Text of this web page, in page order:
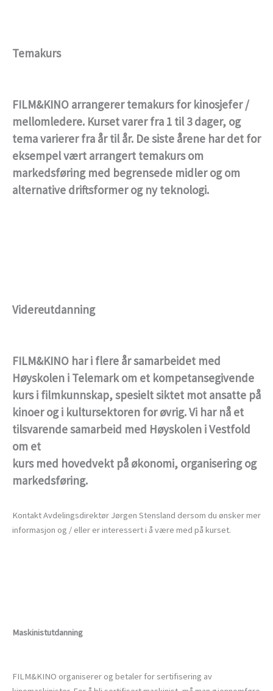
Temakurs
FILM&KINO arrangerer temakurs for kinosjefer /
mellomledere. Kurset varer fra 1 til 3 dager, og
tema varierer fra år til år. De siste årene har det for
eksempel vært arrangert temakurs om
markedsføring med begrensede midler og om
alternative driftsformer og ny teknologi.
Videreutdanning
FILM&KINO har i flere år samarbeidet med
Høyskolen i Telemark om et kompetansegivende
kurs i filmkunnskap, spesielt siktet mot ansatte på
kinoer og i kultursektoren for øvrig. Vi har nå et
tilsvarende samarbeid med Høyskolen i Vestfold
om et
kurs med hovedvekt på økonomi, organisering og
markedsføring.
Kontakt Avdelingsdirektør Jørgen Stensland dersom du ønsker mer
informasjon og / eller er interessert i å være med på kurset.
Maskinistutdanning
FILM&KINO organiserer og betaler for sertifisering av